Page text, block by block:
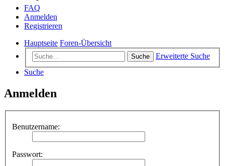
FAQ
Anmelden
Registrieren
Hauptseite Foren-Übersicht
Suche
Erweiterte Suche
Suche
Anmelden
Benutzername:
Passwort: